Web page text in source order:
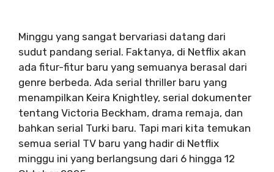
Minggu yang sangat bervariasi datang dari
sudut pandang serial. Faktanya, di Netflix akan
ada fitur-fitur baru yang semuanya berasal dari
genre berbeda. Ada serial thriller baru yang
menampilkan Keira Knightley, serial dokumenter
tentang Victoria Beckham, drama remaja, dan
bahkan serial Turki baru. Tapi mari kita temukan
semua serial TV baru yang hadir di Netflix
minggu ini yang berlangsung dari 6 hingga 12